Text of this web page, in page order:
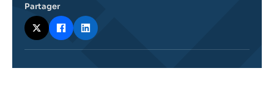
Partager